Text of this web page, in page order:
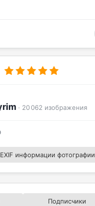
· 20 062 изображения
информации фотографии
Подписчики